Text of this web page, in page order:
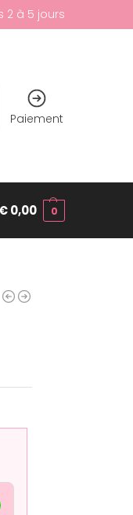
2 à 5 jours
Paiement
€0,00 0